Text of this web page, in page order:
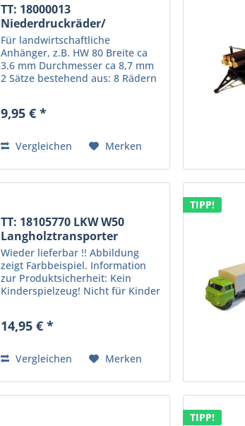
TT: 18000013
Niederdruckräder/
Ballonräder für...
Für landwirtschaftliche
Anhänger, z.B. HW 80 Breite ca
3.6 mm Durchmesser ca 8,7 mm
2 Sätze bestehend aus: 8 Rädern
Produktsicherheit: Kein
unter 14...
9,95 € *
Vergleichen Merken
TT: 18105770 LKW W50
Langholztransporter
Wieder lieferbar !! Abbildung
zeigt Farbbeispiel. Information
zur Produktsicherheit: Kein
Kinderspielzeug! Nicht für Kinder
und Modellbauer. Hersteller:
14,95 € *
Vergleichen Merken
TIPP!
TIPP!